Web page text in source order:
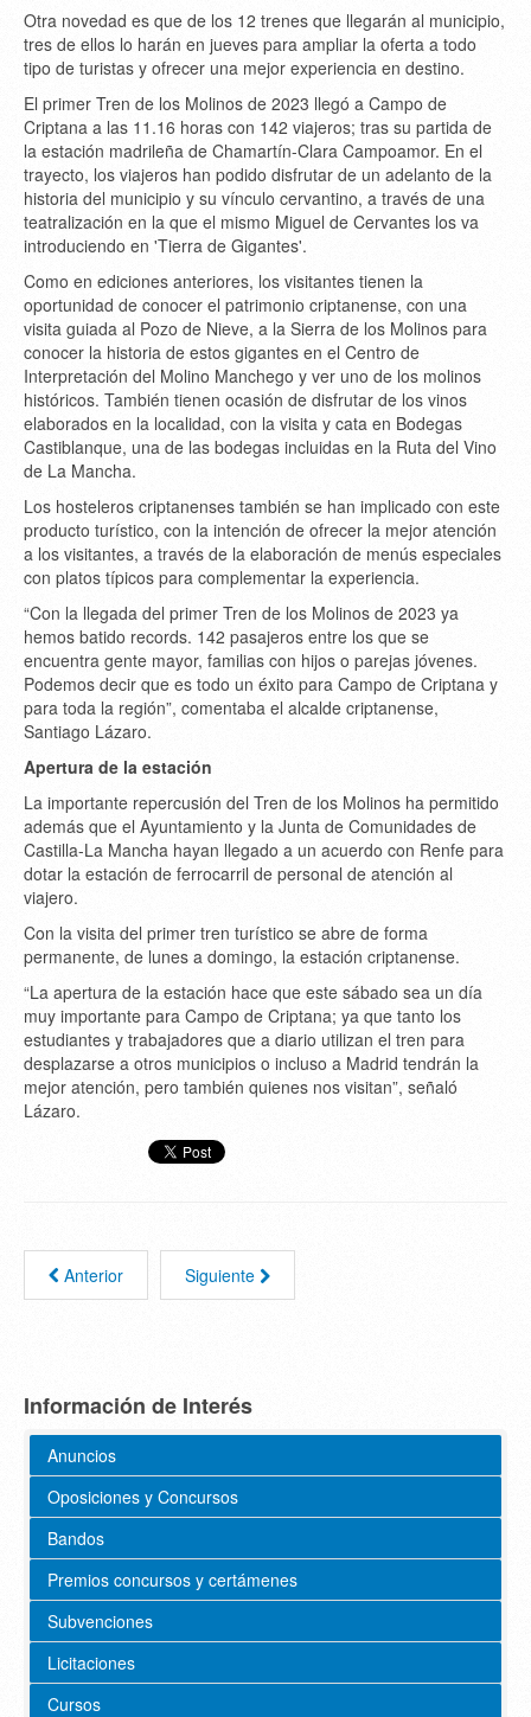
Otra novedad es que de los 12 trenes que llegarán al municipio,
tres de ellos lo harán en jueves para ampliar la oferta a todo
tipo de turistas y ofrecer una mejor experiencia en destino.
El primer Tren de los Molinos de 2023 llegó a Campo de
Criptana a las 11.16 horas con 142 viajeros; tras su partida de
la estación madrileña de Chamartín-Clara Campoamor. En el
trayecto, los viajeros han podido disfrutar de un adelanto de la
historia del municipio y su vínculo cervantino, a través de una
teatralización en la que el mismo Miguel de Cervantes los va
introduciendo en 'Tierra de Gigantes'.
Como en ediciones anteriores, los visitantes tienen la
oportunidad de conocer el patrimonio criptanense, con una
visita guiada al Pozo de Nieve, a la Sierra de los Molinos para
conocer la historia de estos gigantes en el Centro de
Interpretación del Molino Manchego y ver uno de los molinos
históricos. También tienen ocasión de disfrutar de los vinos
elaborados en la localidad, con la visita y cata en Bodegas
Castiblanque, una de las bodegas incluidas en la Ruta del Vino
de La Mancha.
Los hosteleros criptanenses también se han implicado con este
producto turístico, con la intención de ofrecer la mejor atención
a los visitantes, a través de la elaboración de menús especiales
con platos típicos para complementar la experiencia.
“Con la llegada del primer Tren de los Molinos de 2023 ya
hemos batido records. 142 pasajeros entre los que se
encuentra gente mayor, familias con hijos o parejas jóvenes.
Podemos decir que es todo un éxito para Campo de Criptana y
para toda la región”, comentaba el alcalde criptanense,
Santiago Lázaro.
Apertura de la estación
La importante repercusión del Tren de los Molinos ha permitido
además que el Ayuntamiento y la Junta de Comunidades de
Castilla-La Mancha hayan llegado a un acuerdo con Renfe para
dotar la estación de ferrocarril de personal de atención al
viajero.
Con la visita del primer tren turístico se abre de forma
permanente, de lunes a domingo, la estación criptanense.
“La apertura de la estación hace que este sábado sea un día
muy importante para Campo de Criptana; ya que tanto los
estudiantes y trabajadores que a diario utilizan el tren para
desplazarse a otros municipios o incluso a Madrid tendrán la
mejor atención, pero también quienes nos visitan”, señaló
Lázaro.
Anterior Siguiente
Información de Interés
Anuncios
Oposiciones y Concursos
Bandos
Premios concursos y certámenes
Subvenciones
Licitaciones
Cursos